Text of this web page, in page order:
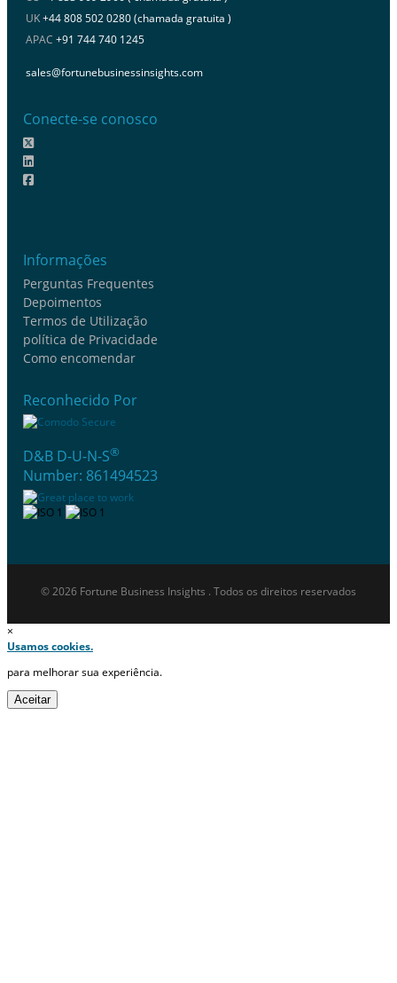
UK+44 808 502 0280 (chamada gratuita )
APAC +91 744 740 1245
sales@fortunebusinessinsights.com
Conecte-se conosco
Informações
Perguntas Frequentes
Depoimentos
Termos de Utilização
política de Privacidade
Como encomendar
Reconhecido Por
D&B D-U-N-S®
Number: 861494523
© 2026 Fortune Business Insights . Todos os direitos reservados
×
Usamos cookies.
para melhorar sua experiência.
Aceitar